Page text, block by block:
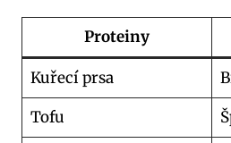
Proteiny
Kuřecí prsa
Tofu